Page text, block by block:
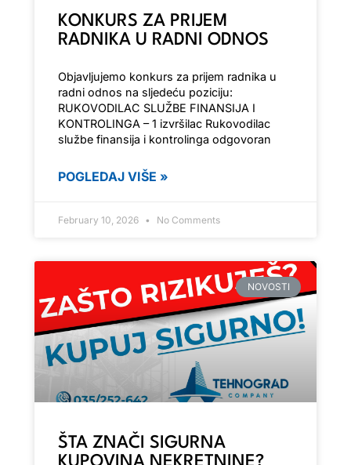
KONKURS ZA PRIJEM
RADNIKA U RADNI ODNOS
Objavljujemo konkurs za prijem radnika u
radni odnos na sljedeću poziciju:
RUKOVODILAC SLUŽBE FINANSIJA I
KONTROLINGA – 1 izvršilac Rukovodilac
službe finansija i kontrolinga odgovoran
POGLEDAJ VIŠE »
February 10, 2026 No Comments
NOVOSTI
ŠTA ZNAČI SIGURNA